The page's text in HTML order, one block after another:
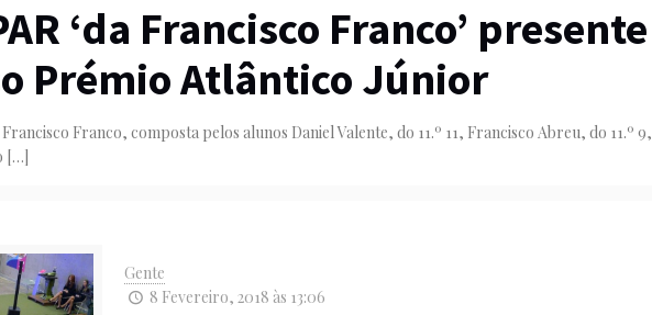
‘da Francisco Franco’ presente
Prémio Atlântico Júnior
Franco, composta pelos alunos Daniel Valente, do 11.º 11, Francisco Abreu, do 11.º 9,
[…]
Gente
8 Fevereiro, 2018 às 13:06